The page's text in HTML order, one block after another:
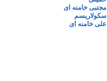
مجتبی خامنه ای
سکولاریسم
علی خامنه ای